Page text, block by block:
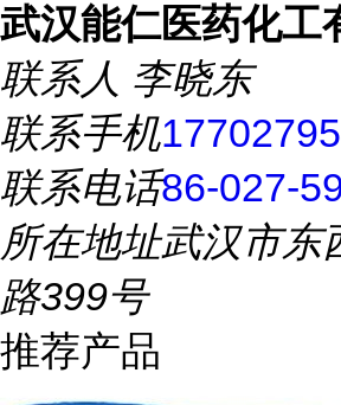
武汉能仁医药化工
联系人 李晓东
联系手机
联系电话86-027-
所在地址武汉市东
路399号
推荐产品